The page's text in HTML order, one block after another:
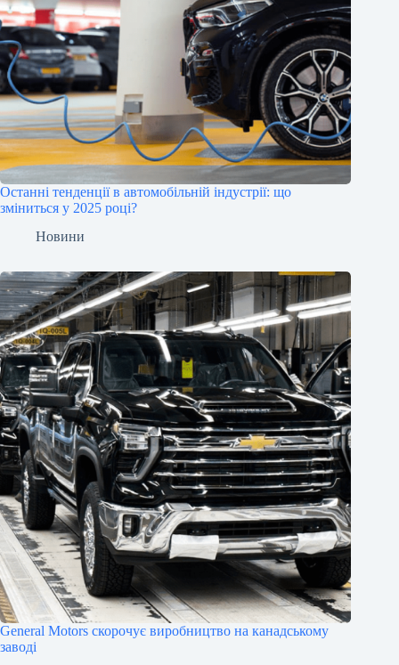
Останні тенденції в автомобільній індустрії: що
зміниться у 2025 році?
Новини
General Motors скорочує виробництво на канадському
заводі